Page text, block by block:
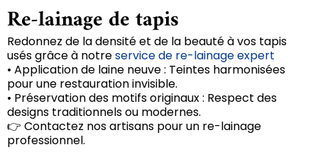
Re-lainage de tapis
Redonnez de la densité et de la beauté à vos tapis
usés grâce à notreservice de re-lainage expert
• Application de laine neuve : Teintes harmonisées
pour une restauration invisible.
• Préservation des motifs originaux : Respect des
designs traditionnels ou modernes.
👉 Contactez nos artisans pour un re-lainage
professionnel.